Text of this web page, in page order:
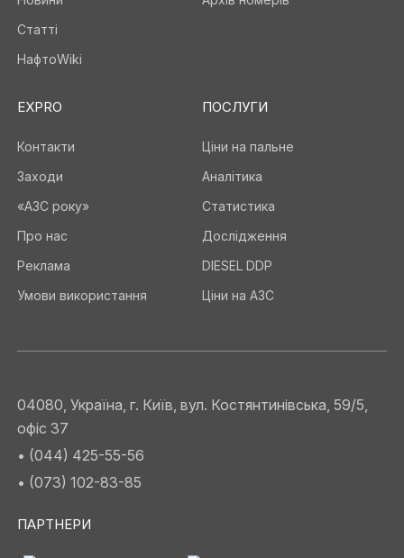
Статті
НафтоWiki
EXPRO
Контакти
Заходи
«АЗС року»
Про нас
Реклама
Умови використання
ПОСЛУГИ
Ціни на пальне
Аналітика
Статистика
Дослідження
DIESEL DDP
Ціни на АЗС
04080, Україна, г. Київ, вул. Костянтинівська, 59/5,
офіс 37
• (044) 425-55-56
• (073) 102-83-85
ПАРТНЕРИ